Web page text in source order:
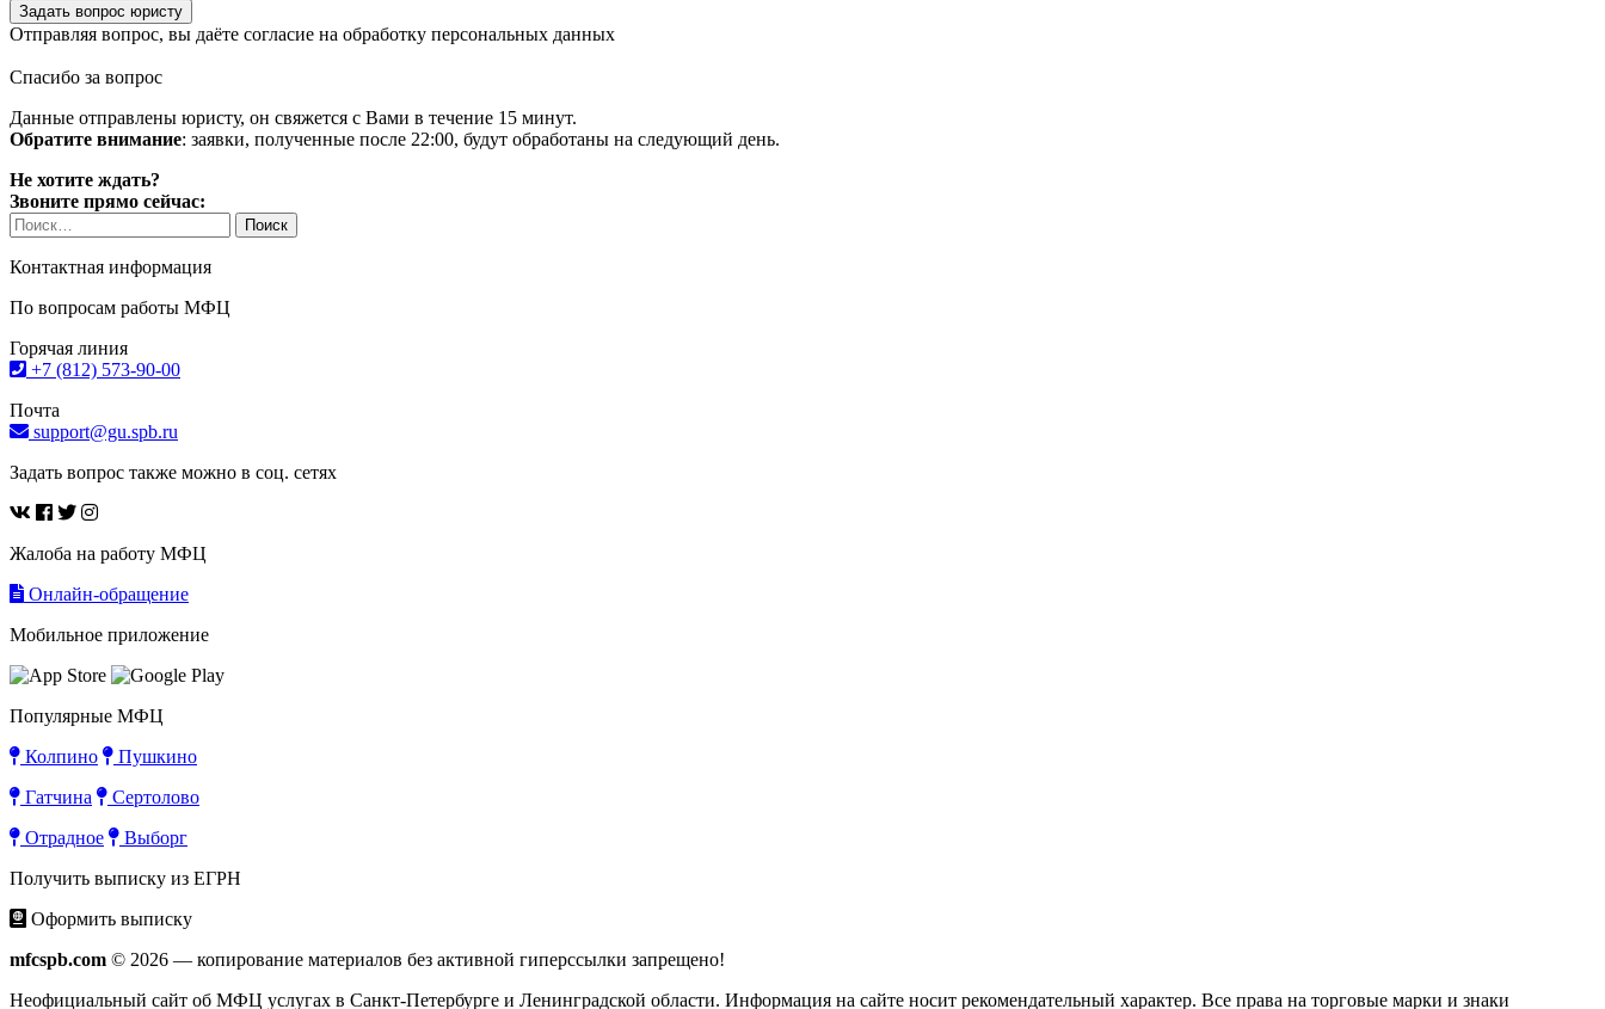
Задать вопрос юристу
Отправляя вопрос, вы даёте согласие на обработку персональных данных
Спасибо за вопрос
Данные отправлены юристу, он свяжется с Вами в течение 15 минут.
Обратите внимание: заявки, полученные после 22:00, будут обработаны на следующий день.
Не хотите ждать?
Звоните прямо сейчас:
Найти:
Контактная информация
По вопросам работы МФЦ
Горячая линия
+7 (812) 573-90-00
Почта
support@gu.spb.ru
Задать вопрос также можно в соц. сетях
Жалоба на работу МФЦ
Онлайн-обращение
Мобильное приложение
Популярные МФЦ
Колпино
Пушкино
Гатчина
Сертолово
Отрадное
Выборг
Получить выписку из ЕГРН
Оформить выписку
mfcspb.com © 2026 — копирование материалов без активной гиперссылки запрещено!
Неофициальный сайт об МФЦ услугах в Санкт-Петербурге и Ленинградской области. Информация на сайте носит рекомендательный характер. Все права на торговые марки и знаки